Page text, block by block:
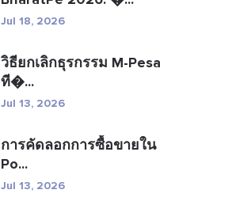
Jul 18, 2026
วิธียกเลิกธุรกรรม M-Pesa
ที�...
Jul 13, 2026
การคัดลอกการซื้อขายใน
Po...
Jul 13, 2026